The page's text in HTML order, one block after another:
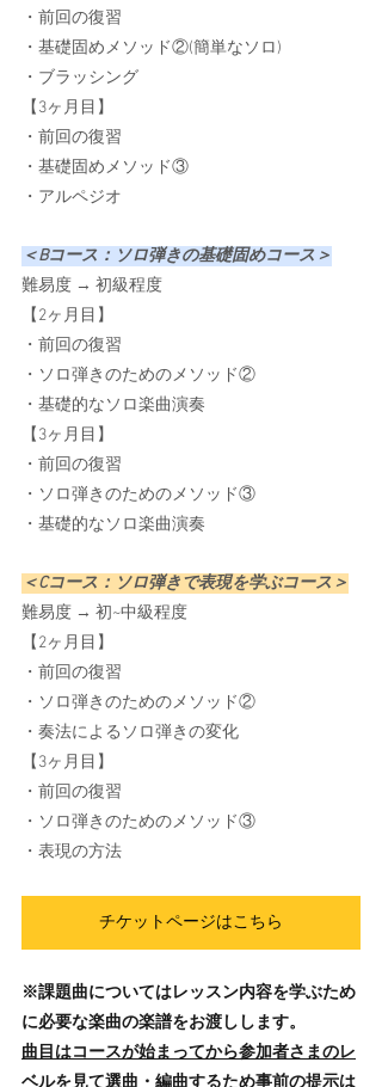
・前回の復習
・基礎固めメソッド②(簡単なソロ)
・ブラッシング
【3ヶ月目】
・前回の復習
・基礎固めメソッド③
・アルペジオ
＜Bコース：ソロ弾きの基礎固めコース＞
難易度 → 初級程度
【2ヶ月目】
・前回の復習
・ソロ弾きのためのメソッド②
・基礎的なソロ楽曲演奏
【3ヶ月目】
・前回の復習
・ソロ弾きのためのメソッド③
・基礎的なソロ楽曲演奏
＜Cコース：ソロ弾きで表現を学ぶコース＞
難易度 → 初~中級程度
【2ヶ月目】
・前回の復習
・ソロ弾きのためのメソッド②
・奏法によるソロ弾きの変化
【3ヶ月目】
・前回の復習
・ソロ弾きのためのメソッド③
・表現の方法
チケットページはこちら
※課題曲についてはレッスン内容を学ぶため
に必要な楽曲の楽譜をお渡しします。
曲目はコースが始まってから参加者さまのレ
ベルを見て選曲・編曲するため事前の提示は